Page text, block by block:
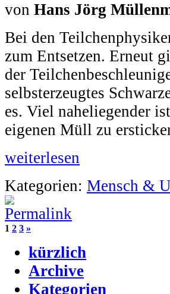
von Hans Jörg
Bei den
zum Entsetzen. Erneut
der
selbsterzeugtes
es. Viel naheliegender
eigenen Müll zu
weiterlesen
Kategorien: Mensch &
1 2 3 »
kürzlich
Archive
Kategorien